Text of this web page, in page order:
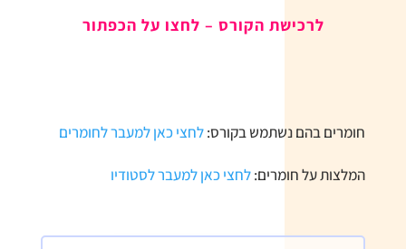
לרכישת הקורס – לחצו על הכפתור
חומרים בהם נשתמש בקורס:לחצי כאן למעבר לחומרים
המלצות על חומרים:לחצי כאן למעבר לסטודיו